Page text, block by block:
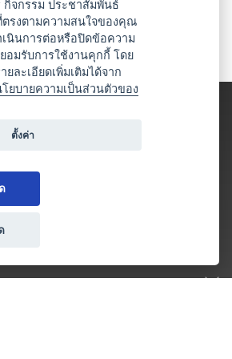
กิจกรรม ประชาสัมพันธ์
รงตามความสนใจของคุณ
นินการต่อหรือปิดข้อความ
อมรับการใช้งานคุกกี้ โดย
ละเอียดเพิ่มเติมได้จาก
ยบายความเป็นส่วนตัวของ
ตั้งค่า